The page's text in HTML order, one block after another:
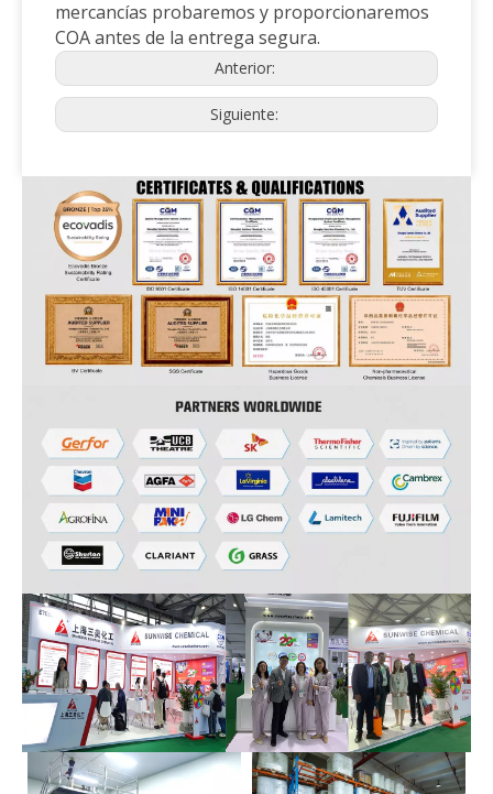
mercancías probaremos y proporcionaremos
COA antes de la entrega segura.
Anterior:
Siguiente: